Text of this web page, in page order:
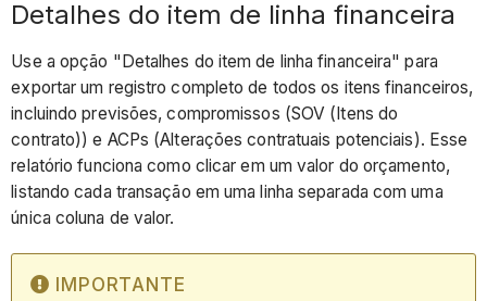
Detalhes do item de linha financeira
Use a opção "Detalhes do item de linha financeira" para
exportar um registro completo de todos os itens financeiros,
incluindo previsões, compromissos (SOV (Itens do
contrato)) e ACPs (Alterações contratuais potenciais). Esse
relatório funciona como clicar em um valor do orçamento,
listando cada transação em uma linha separada com uma
única coluna de valor.
IMPORTANTE